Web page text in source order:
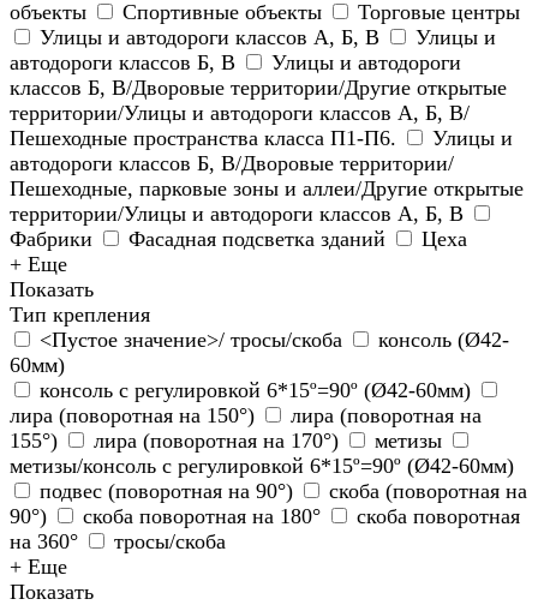
объекты
Спортивные объекты
Торговые центры
Улицы и автодороги классов А, Б, В
Улицы и
автодороги классов Б, В
Улицы и автодороги
классов Б, В/Дворовые территории/Другие открытые
территории/Улицы и автодороги классов А, Б, В/
Пешеходные пространства класса П1-П6.
Улицы и
автодороги классов Б, В/Дворовые территории/
Пешеходные, парковые зоны и аллеи/Другие открытые
территории/Улицы и автодороги классов А, Б, В
Фабрики
Фасадная подсветка зданий
Цеха
+ Еще
Показать
Тип крепления
<Пустое значение>/ тросы/скоба
консоль (Ø42-
60мм)
консоль с регулировкой 6*15º=90º (Ø42-60мм)
лира (поворотная на 150°)
лира (поворотная на
155°)
лира (поворотная на 170°)
метизы
метизы/консоль с регулировкой 6*15º=90º (Ø42-60мм)
подвес (поворотная на 90°)
скоба (поворотная на
90°)
скоба поворотная на 180°
скоба поворотная
на 360°
тросы/скоба
+ Еще
Показать